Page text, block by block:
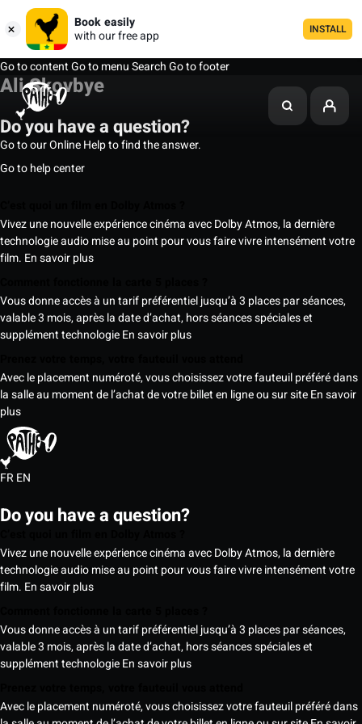
Book easily
with our free app
INSTALL
Go to contentGo to menuSearchGo to footer
Ali Skovbye
Do you have a question?
Go to our Online Help to find the answer.
Go to help center
Vivez une nouvelle expérience cinéma avec Dolby Atmos, la dernière
technologie audio mise au point pour vous faire vivre intensément votre
film. En savoir plus
Vous donne accès à un tarif préférentiel jusqu’à 3 places par séances,
valable 3 mois, après la date d’achat, hors séances spéciales et
supplément technologieEn savoir plus
Avec le placement numéroté, vous choisissez votre fauteuil préféré dans
la salle au moment de l’achat de votre billet en ligne ou sur siteEn savoir
plus
FREN
Do you have a question?
Vivez une nouvelle expérience cinéma avec Dolby Atmos, la dernière
technologie audio mise au point pour vous faire vivre intensément votre
film. En savoir plus
Vous donne accès à un tarif préférentiel jusqu’à 3 places par séances,
valable 3 mois, après la date d’achat, hors séances spéciales et
supplément technologieEn savoir plus
Avec le placement numéroté, vous choisissez votre fauteuil préféré dans